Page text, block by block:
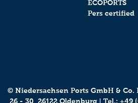
© Niedersachsen Ports GmbH & Co.
26 - 30, 26122 Oldenburg ǀ Tel.: +49